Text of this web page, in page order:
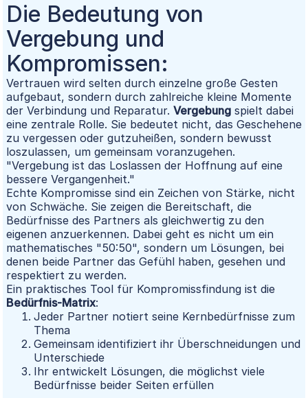
Die Bedeutung von
Vergebung und
Kompromissen:
Vertrauen wird selten durch einzelne große Gesten
aufgebaut, sondern durch zahlreiche kleine Momente
der Verbindung und Reparatur. Vergebung spielt dabei
eine zentrale Rolle. Sie bedeutet nicht, das Geschehene
zu vergessen oder gutzuheißen, sondern bewusst
loszulassen, um gemeinsam voranzugehen.
"Vergebung ist das Loslassen der Hoffnung auf eine
bessere Vergangenheit."
Echte Kompromisse sind ein Zeichen von Stärke, nicht
von Schwäche. Sie zeigen die Bereitschaft, die
Bedürfnisse des Partners als gleichwertig zu den
eigenen anzuerkennen. Dabei geht es nicht um ein
mathematisches "50:50", sondern um Lösungen, bei
denen beide Partner das Gefühl haben, gesehen und
respektiert zu werden.
Ein praktisches Tool für Kompromissfindung ist die
Bedürfnis-Matrix:
Jeder Partner notiert seine Kernbedürfnisse zum
Thema
Gemeinsam identifiziert ihr Überschneidungen und
Unterschiede
Ihr entwickelt Lösungen, die möglichst viele
Bedürfnisse beider Seiten erfüllen